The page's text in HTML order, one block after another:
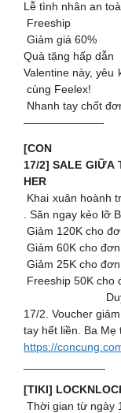
Lễ tình nhân an
Freeship
Giảm giá 60%
Quà tặng hấp dẫn
Valentine này, yêu
cùng Feelex!
Nhanh tay chốt
———————-
17/2] SALE GIỮA
HER
Khai xuân hoành
. Săn ngay kẻo lỡ
Giảm 120K cho
Giảm 60K cho
Giảm 25K cho
Freeship 50K cho
17/2. Voucher
tay hết liền. Ba Mẹ
https://
[TIKI]
Thời gian từ ngày